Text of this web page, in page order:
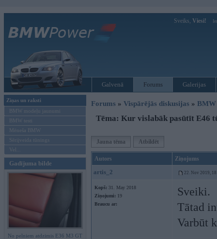
Sveiks, Viesi!
Galvenā Forums Galerijas
Ziņas un raksti
BMW modeļu jaunumi
BMW testi
Mēneša BMW
Sērijveida tūnings
Vel...
Gadījuma bilde
No pelniem atdzimis E36 M3 GT
Forums » Vispārējās diskusijas » BMW
Tēma: Kur vislabāk pasūtīt E46
Jauna tēma Atbildēt
Autors Ziņojums
artis_2 22. Nov 2019,
Kopš: 31. May 2018
Ziņojumi: 19
Braucu ar:
Sveiki.
Tātad
Varbūt